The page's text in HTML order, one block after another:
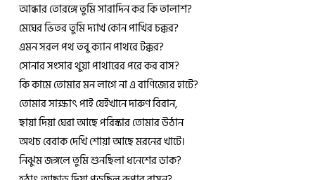
আন্ধার তোরঙ্গে তুমি সারাদিন কর কি তালাশ?
মেঘের ভিতর তুমি দ্যাখ কোন পাখির চক্কর?
এমন সরল পথ তবু ক্যান পাথরে টক্কর?
সোনার সংসার থুয়া পাথারের পরে কর বাস?
কি কামে তোমার মন লাগে না এ বাণিজ্যের হাটে?
তোমার সাক্ষাৎ পাই যেইখানে দারুণ বিরান,
ছায়া দিয়া ঘেরা আছে পরিস্কার তোমার উঠান
অথচ বেবাক দেখি শোয়া আছে মরনের খাটে।
নিঝুম জঙ্গলে তুমি শুনছিলা ধনেশের ডাক?